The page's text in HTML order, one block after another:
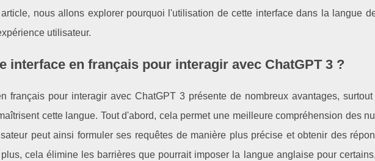
nous allons explorer pourquoi l'utilisation de cette interface dans la langue
utilisateur.
interface en français pour interagir avec ChatGPT 3 ?
français pour interagir avec ChatGPT 3 présente de nombreux avantages,
cette langue. Tout d'abord, cela permet une meilleure compréhension des
peut ainsi formuler ses requêtes de manière plus précise et obtenir des
cela élimine les barrières que pourrait imposer la langue anglaise pour